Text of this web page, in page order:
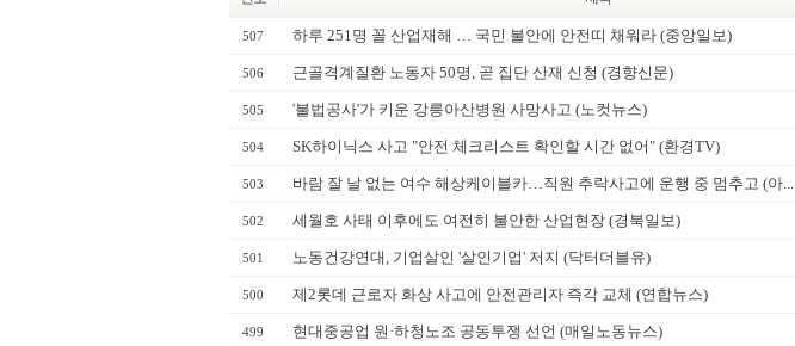
507 하루 251명 꼴 산업재해 … 국민 불안에 안전띠 채워라 (중앙일보)
506 근골격계질환 노동자 50명, 곧 집단 산재 신청 (경향신문)
505 '불법공사'가 키운 강릉아산병원 사망사고 (노컷뉴스)
504 SK하이닉스 사고 "안전 체크리스트 확인할 시간 없어" (환경TV)
503 바람 잘 날 없는 여수 해상케이블카…직원 추락사고에 운행 중 멈추고 (아...
502 세월호 사태 이후에도 여전히 불안한 산업현장 (경북일보)
501 노동건강연대, 기업살인 '살인기업' 저지 (닥터더블유)
500 제2롯데 근로자 화상 사고에 안전관리자 즉각 교체 (연합뉴스)
499 현대중공업 원·하청노조 공동투쟁 선언 (매일노동뉴스)